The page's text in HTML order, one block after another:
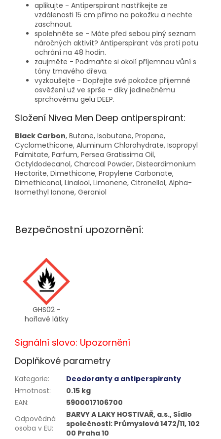
aplikujte - Antiperspirant nastříkejte ze
vzdálenosti 15 cm přímo na pokožku a nechte
zaschnout.
spolehněte se - Máte před sebou plný seznam
náročných aktivit? Antiperspirant vás proti potu
ochrání na 48 hodin.
zaujměte - Podmaňte si okolí příjemnou vůní s
tóny tmavého dřeva.
vyzkoušejte - Dopřejte své pokožce příjemné
osvěžení už ve sprše – díky jedinečnému
sprchovému gelu DEEP.
Složení Nivea Men Deep antiperspirant:
Black Carbon, Butane, Isobutane, Propane,
Cyclomethicone, Aluminum Chlorohydrate, Isopropyl
Palmitate, Parfum, Persea Gratissima Oil,
Octyldodecanol, Charcoal Powder, Disteardimonium
Hectorite, Dimethicone, Propylene Carbonate,
Dimethiconol, Linalool, Limonene, Citronellol, Alpha-
Isomethyl Ionone, Geraniol
Bezpečnostní upozornění:
GHS02 -
hořlavé látky
Signální slovo: Upozornění
Doplňkové parametry
Kategorie:
Deodoranty a antiperspiranty
Hmotnost:
0.15 kg
EAN:
5900017106700
Odpovědná
osoba v EU:
BARVY A LAKY HOSTIVAŘ, a.s., Sídlo
společnosti: Průmyslová 1472/11, 102
00 Praha 10